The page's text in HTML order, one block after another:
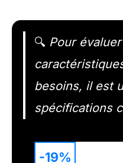
🔍 Pour
besoins, il est
spécifications
-19%